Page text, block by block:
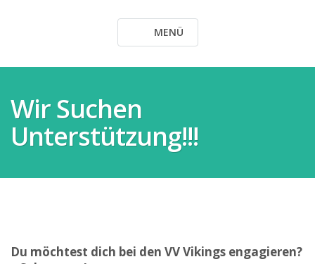
MENÜ
Wir Suchen
Unterstützung!!!
Du möchtest dich bei den VV Vikings engagieren?